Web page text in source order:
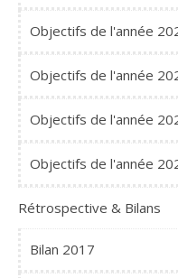
Objectifs de l'année
Objectifs de l'année
Objectifs de l'année
Objectifs de l'année
Rétrospective & Bilans
Bilan 2017